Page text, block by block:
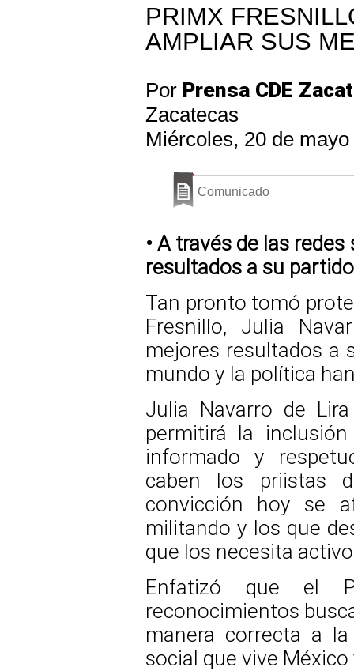
PRIMX
AMPLIAR SUS
Por Prensa CDE
Zacatecas
Miércoles, 20 de
Comunicado
• A través de las
resultados a su
Tan pronto tomó
Fresnillo, Julia
mejores resultados a
mundo y la política
Julia Navarro de
permitirá la
informado y
caben los priistas
convicción hoy se
militando y los que
que los necesita
Enfatizó que el
reconocimientos
manera correcta a
social que vive